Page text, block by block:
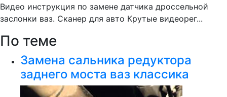
Видео инструкция по замене датчика дроссельной
заслонки ваз. Сканер для авто Крутые видеорег...
По теме
Замена сальника редуктора
заднего моста ваз классика